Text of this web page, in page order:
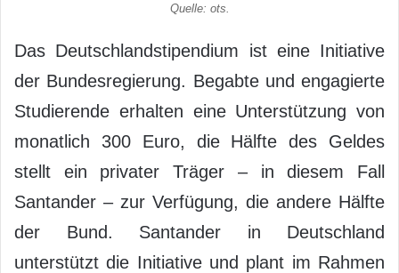
Quelle: ots.
Das Deutschlandstipendium ist eine Initiative
der Bundesregierung. Begabte und engagierte
Studierende erhalten eine Unterstützung von
monatlich 300 Euro, die Hälfte des Geldes
stellt ein privater Träger – in diesem Fall
Santander – zur Verfügung, die andere Hälfte
der Bund. Santander in Deutschland
unterstützt die Initiative und plant im Rahmen